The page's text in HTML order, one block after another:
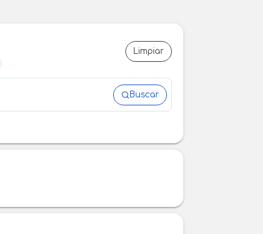
Limpiar
Buscar